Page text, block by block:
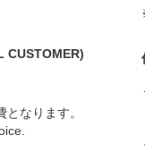
CUSTOMER)
なります。